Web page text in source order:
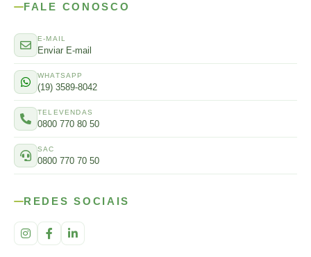
FALE CONOSCO
E-MAIL
Enviar E-mail
WHATSAPP
(19) 3589-8042
TELEVENDAS
0800 770 80 50
SAC
0800 770 70 50
REDES SOCIAIS